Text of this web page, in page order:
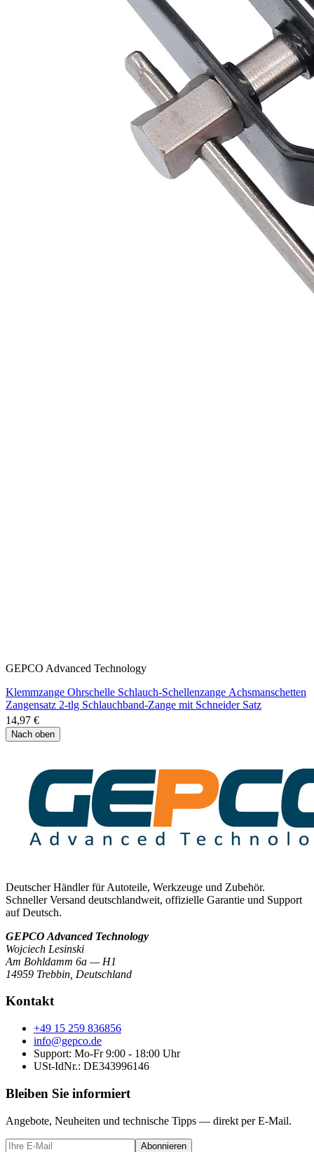
GEPCO Advanced Technology
Klemmzange Ohrschelle Schlauch-Schellenzange Achsmanschetten
Zangensatz 2-tlg Schlauchband-Zange mit Schneider Satz
14,97 €
Nach oben
Deutscher Händler für Autoteile, Werkzeuge und Zubehör.
Schneller Versand deutschlandweit, offizielle Garantie und Support
auf Deutsch.
GEPCO Advanced Technology
Wojciech Lesinski
Am Bohldamm 6a — H1
14959 Trebbin Deutschland
Kontakt
+49 15 259 836856
info@gepco.de
Support: Mo-Fr 9:00 - 18:00 Uhr
USt-IdNr.: DE343996146
Bleiben Sie informiert
Angebote, Neuheiten und technische Tipps — direkt per E-Mail.
Abonnieren